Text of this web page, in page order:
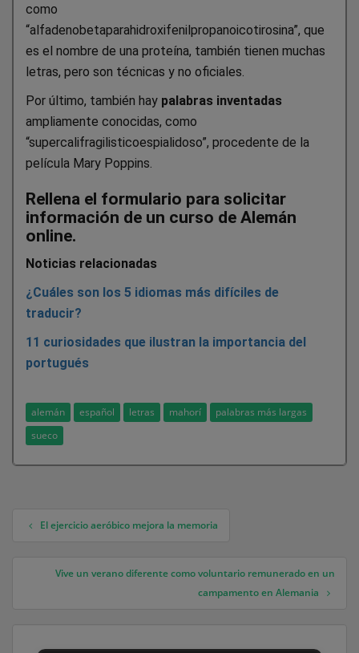
como
“alfadenobetaparahidroxifenilpropanoicotirosina”, que
es el nombre de una proteína, también tienen muchas
letras, pero son técnicas y no oficiales.
Por último, también hay palabras inventadas
ampliamente conocidas, como
“supercalifragilisticoespialidoso”, procedente de la
película Mary Poppins.
Rellena el formulario para solicitar
información de un curso de Alemán
online.
Noticias relacionadas
¿Cuáles son los 5 idiomas más difíciles de
traducir?
11 curiosidades que ilustran la importancia del
portugués
alemán español letras mahorí
palabras más largas
sueco
Navegación de entradas
El ejercicio aeróbico mejora la memoria
Vive un verano diferente como voluntario remunerado en un
campamento en Alemania